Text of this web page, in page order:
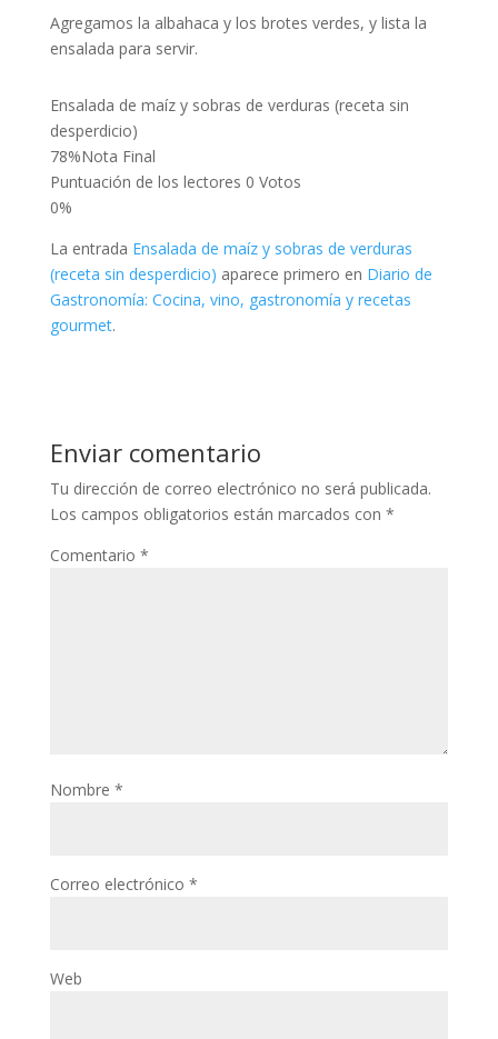
Agregamos la albahaca y los brotes verdes, y lista la
ensalada para servir.
Ensalada de maíz y sobras de verduras (receta sin
desperdicio)
78%Nota Final
Puntuación de los lectores 0 Votos
0%
La entrada Ensalada de maíz y sobras de verduras
(receta sin desperdicio) aparece primero en Diario de
Gastronomía: Cocina, vino, gastronomía y recetas
gourmet.
Enviar comentario
Tu dirección de correo electrónico no será publicada.
Los campos obligatorios están marcados con *
Comentario *
Nombre *
Correo electrónico *
Web